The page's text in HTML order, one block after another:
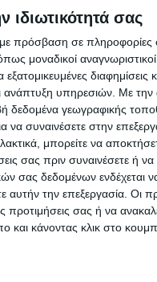
ιδιωτικότητά σας
πρόσβαση σε
μοναδικοί
διαφημίσεις
ανάπτυξη υπηρεσιών. Με την
δεδομένα γεωγραφικής
συναινέσετε στην
μπορείτε να
σας πριν συναινέσετε ή να
σας δεδομένων ενδέχεται
αυτήν την επεξεργασία. Οι
προτιμήσεις σας ή να
και κάνοντας κλικ στο
News!
Θεσσαλίας
ΕΠΟΜΕΝΟ ΑΡΘΡΟ
εργασίες στο νότιο τμήμα